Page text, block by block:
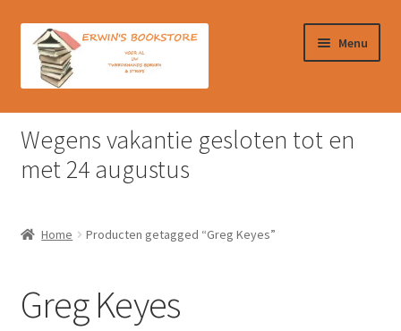
door
naar
naar
Menu
Home
Afrekenen
Verzendkosten & Ophalen boeken
Wegens vakantie gesloten tot en
met 24 augustus
Home Producten getagged “Greg Keyes”
Greg Keyes